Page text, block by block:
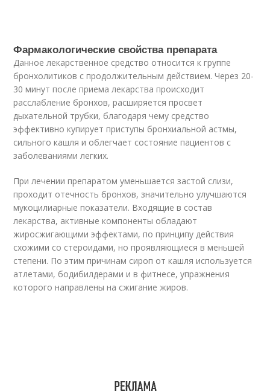
Фармакологические свойства препарата
Данное лекарственное средство относится к группе
бронхолитиков с продолжительным действием. Через 20-
30 минут после приема лекарства происходит
расслабление бронхов, расширяется просвет
дыхательной трубки, благодаря чему средство
эффективно купирует приступы бронхиальной астмы,
сильного кашля и облегчает состояние пациентов с
заболеваниями легких.
При лечении препаратом уменьшается застой слизи,
проходит отечность бронхов, значительно улучшаются
мукоцилиарные показатели. Входящие в состав
лекарства, активные компоненты обладают
жиросжигающими эффектами, по принципу действия
схожими со стероидами, но проявляющиеся в меньшей
степени. По этим причинам сироп от кашля используется
атлетами, бодибилдерами и в фитнесе, упражнения
которого направлены на сжигание жиров.